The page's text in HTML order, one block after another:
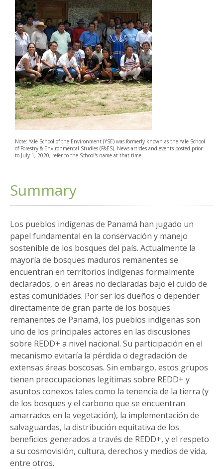
Note: Yale School of the Environment (YSE) was formerly known as the Yale School
of Forestry & Environmental Studies (F&ES). News articles and events posted prior
to July 1, 2020, refer to the School's name at that time.
Summary
Los pueblos indígenas de Panamá han jugado un
papel fundamental en la conservación y manejo
sostenible de los bosques del país. Actualmente la
mayoría de bosques maduros remanentes se
encuentran en territorios indígenas formalmente
declarados, o en áreas no declaradas bajo el cuido de
estas comunidades. Por ser los dueños o depender
directamente de gran parte de los bosques
remanentes de Panamá, los pueblos indígenas son
uno de los principales actores en las discusiones
sobre REDD+ a nivel nacional. Su participación en el
mecanismo evitaría la pérdida o degradación de
extensas áreas boscosas. Sin embargo, estos grupos
tienen preocupaciones legítimas sobre REDD+ y
asuntos conexos tales como la tenencia de la tierra (y
de los bosques y el carbono que se encuentran
amarrados en la vegetación), la implementación de
salvaguardas, la distribución equitativa de los
beneficios generados a través de REDD+, y el respeto
a su cosmovisión, cultura, derechos y medios de vida,
entre otros.